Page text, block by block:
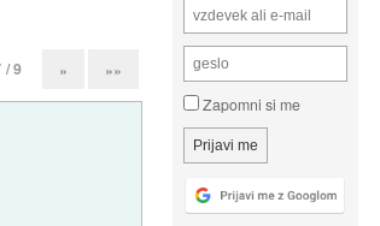
Zapomni si me
/ 9 » »»